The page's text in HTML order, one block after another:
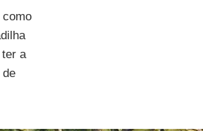
como
a